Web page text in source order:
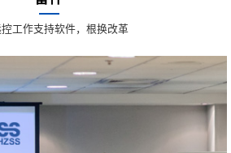
工作支持软件，根换改革